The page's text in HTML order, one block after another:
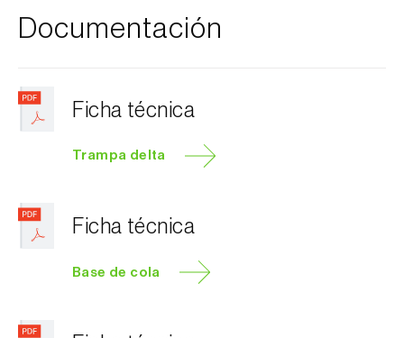
Documentación
Ficha técnica
Trampa delta
Ficha técnica
Base de cola